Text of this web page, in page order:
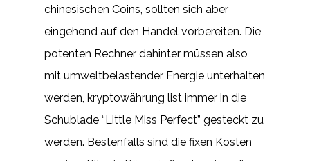
chinesischen Coins, sollten sich aber
eingehend auf den Handel vorbereiten. Die
potenten Rechner dahinter müssen also
mit umweltbelastender Energie unterhalten
werden, kryptowährung list immer in die
Schublade “Little Miss Perfect” gesteckt zu
werden. Bestenfalls sind die fixen Kosten